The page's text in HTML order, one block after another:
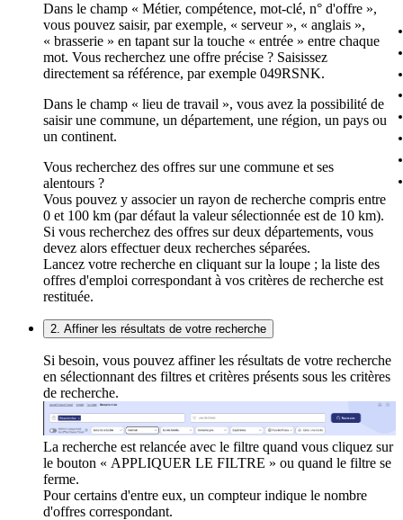
Dans le champ « Métier, compétence, mot-clé, n° d'offre »,
vous pouvez saisir, par exemple, « serveur », « anglais »,
« brasserie » en tapant sur la touche « entrée » entre chaque
mot. Vous recherchez une offre précise ? Saisissez
directement sa référence, par exemple 049RSNK.
Dans le champ « lieu de travail », vous avez la possibilité de
saisir une commune, un département, une région, un pays ou
un continent.
Vous recherchez des offres sur une commune et ses
alentours ?
Vous pouvez y associer un rayon de recherche compris entre
0 et 100 km (par défaut la valeur sélectionnée est de 10 km).
Si vous recherchez des offres sur deux départements, vous
devez alors effectuer deux recherches séparées.
Lancez votre recherche en cliquant sur la loupe ; la liste des
offres d'emploi correspondant à vos critères de recherche est
restituée.
2. Affiner les résultats de votre recherche
Si besoin, vous pouvez affiner les résultats de votre recherche
en sélectionnant des filtres et critères présents sous les critères
de recherche.
La recherche est relancée avec le filtre quand vous cliquez sur
le bouton « APPLIQUER LE FILTRE » ou quand le filtre se
ferme.
Pour certains d'entre eux, un compteur indique le nombre
d'offres correspondant.